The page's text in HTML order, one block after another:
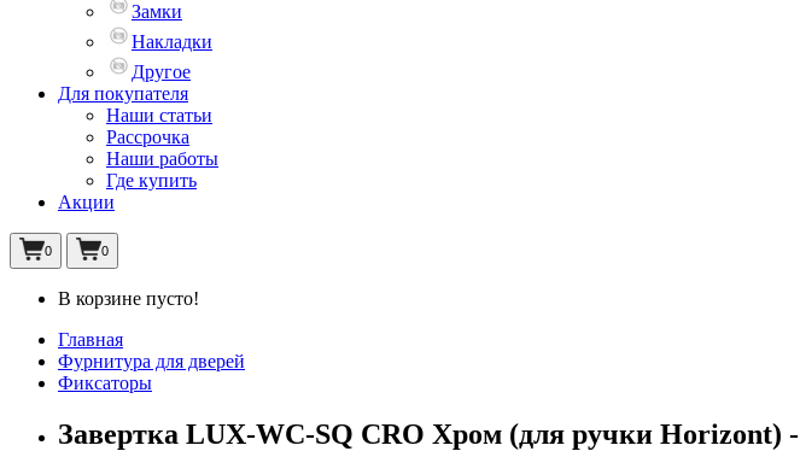
Замки
Накладки
Другое
Для покупателя
Наши статьи
Рассрочка
Наши работы
Где купить
Акции
0 0
В корзине пусто!
Главная
Фурнитура для дверей
Фиксаторы
Завертка LUX-WC-SQ CRO Хром (для ручки Horizont) -